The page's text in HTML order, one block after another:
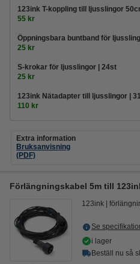
123ink T-koppling till ljusslingor
55 kr
Öppningsbara buntband för
25 kr
S-krokar för ljusslingor | 24st
25 kr
123ink Nätadapter till ljusslingor |
110 kr
Extra information
Bruksanvisning
(PDF)
Förlängningskabel 5m till
123ink
Se
i lager
Beställ nu så